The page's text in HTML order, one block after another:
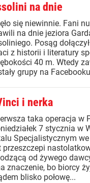
na dnie
się niewinnie. Fani
na dnie jeziora
Posąg
z historii i literatury
40 m. Wtedy
grupy na
i nerka
taka operacja w
7 stycznia w
Specjalistycznym we
przeszczepi
od żywego
znaczenie, bo biorcy
blisko połowę...